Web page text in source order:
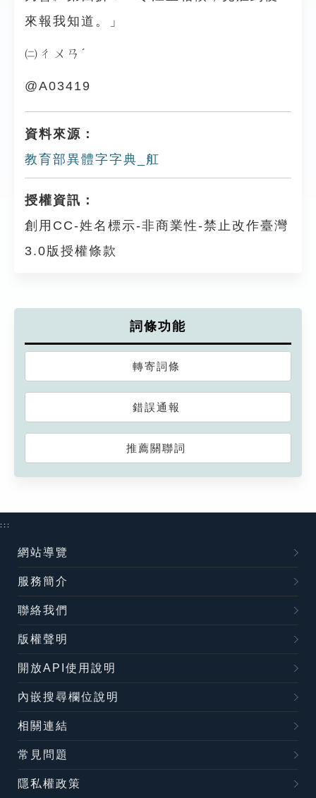
來報我知道。」
㈡ㄔㄨㄢˊ
@A03419
資料來源：
教育部異體字字典_舡
授權資訊：
創用CC-姓名標示-非商業性-禁止改作臺灣
3.0版授權條款
詞條功能
轉寄詞條
錯誤通報
推薦關聯詞
:::
網站導覽
服務簡介
聯絡我們
版權聲明
開放API使用說明
內嵌搜尋欄位說明
相關連結
常見問題
隱私權政策